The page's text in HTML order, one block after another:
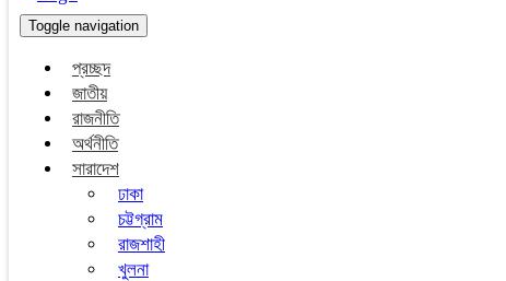
Toggle navigation
প্রচ্ছদ
জাতীয়
রাজনীতি
অর্থনীতি
সারাদেশ
ঢাকা
চট্টগ্রাম
রাজশাহী
খুলনা